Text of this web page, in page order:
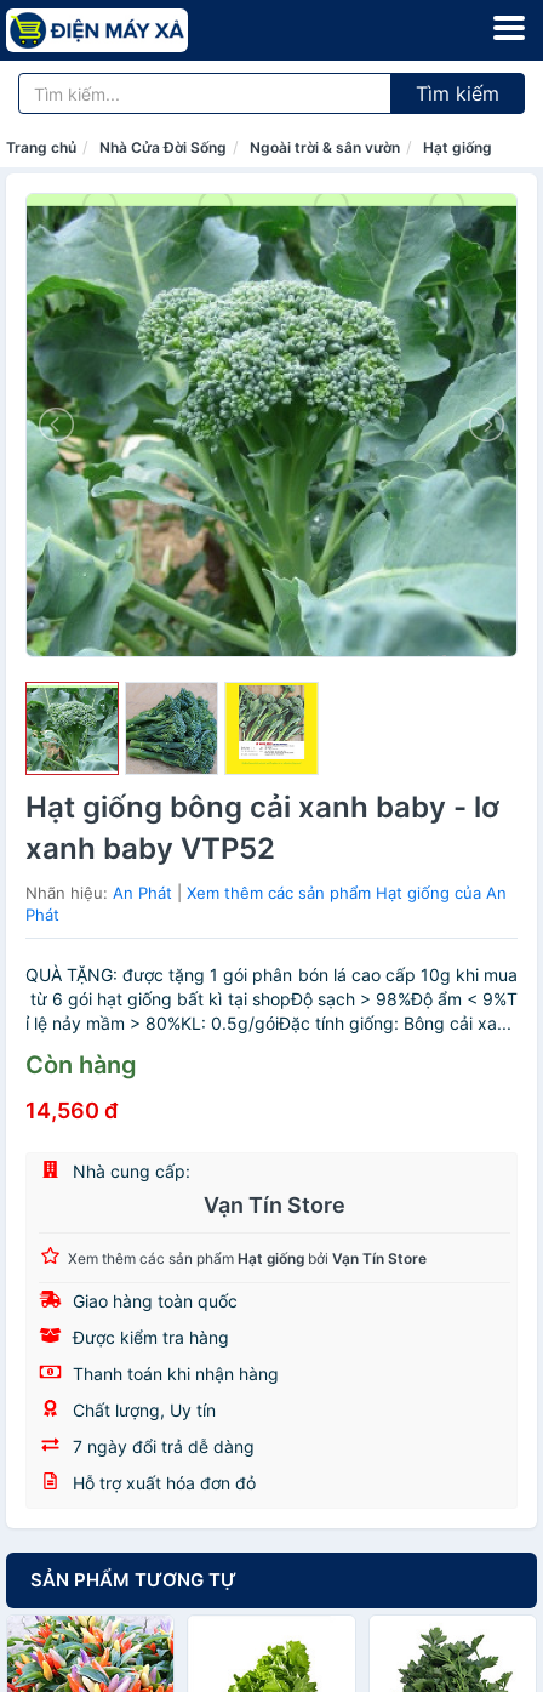
Tìm kiếm
Trang chủ Nhà Cửa Đời Sống Ngoài trời & sân vườn Hạt giống
Hạt giống bông cải xanh baby - lơ
xanh baby VTP52
Nhãn hiệu: An Phát
Xem thêm các sản phẩm Hạt giống của An
Phát
QUÀ TẶNG: được tặng 1 gói phân bón lá cao cấp 10g khi mua
từ 6 gói hạt giống bất kì tại shopĐộ sạch > 98%Độ ẩm < 9%T
ỉ lệ nảy mầm > 80%KL: 0.5g/góiĐặc tính giống: Bông cải xa...
Còn hàng
14,560 đ
Nhà cung cấp:
Vạn Tín Store
Xem thêm các sản phẩm Hạt giống bởi Vạn Tín Store
Giao hàng toàn quốc
Được kiểm tra hàng
Thanh toán khi nhận hàng
Chất lượng, Uy tín
7 ngày đổi trả dễ dàng
Hỗ trợ xuất hóa đơn đỏ
SẢN PHẨM TƯƠNG TỰ